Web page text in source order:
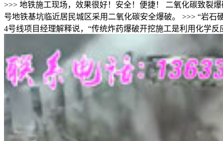
>>> 地铁施工现场，效果很好！安全！便捷！ 二氧化碳致裂
号地铁基坑临近居民城区采用二氧化碳安全爆破。 >>> “岩
4号线项目经理解释说，“传统炸药爆破开挖施工是利用化学